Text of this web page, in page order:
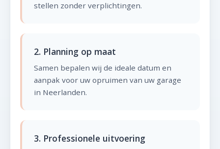
stellen zonder verplichtingen.
2. Planning op maat
Samen bepalen wij de ideale datum en
aanpak voor uw opruimen van uw garage
in Neerlanden.
3. Professionele uitvoering